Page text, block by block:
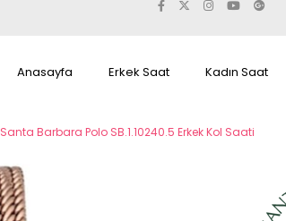
Anasayfa Erkek Saat Kadın Saat
Santa Barbara Polo SB.1.10240.5 Erkek Kol Saati